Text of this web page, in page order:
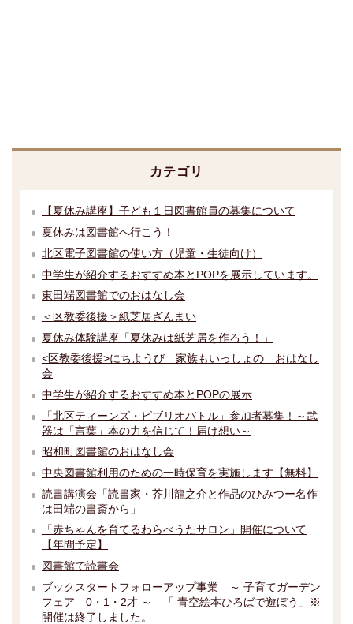
カテゴリ
【夏休み講座】子ども１日図書館員の募集について
夏休みは図書館へ行こう！
北区電子図書館の使い方（児童・生徒向け）
中学生が紹介するおすすめ本とPOPを展示しています。
東田端図書館でのおはなし会
＜区教委後援＞紙芝居ざんまい
夏休み体験講座「夏休みは紙芝居を作ろう！」
<区教委後援>にちようび 家族もいっしょの おはなし
会
中学生が紹介するおすすめ本とPOPの展示
「北区ティーンズ・ビブリオバトル」参加者募集！～武
器は「言葉」本の力を信じて！届け想い～
昭和町図書館のおはなし会
中央図書館利用のための一時保育を実施します【無料】
読書講演会「読書家・芥川龍之介と作品のひみつー名作
は田端の書斎から」
「赤ちゃんを育てるわらべうたサロン」開催について
【年間予定】
図書館で読書会
ブックスタートフォローアップ事業 ～ 子育てガーデン
フェア 0・1・2才 ～ 「 青空絵本ひろばで遊ぼう」※
開催は終了しました。